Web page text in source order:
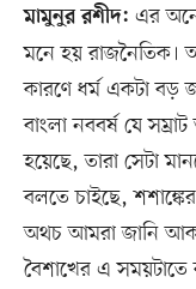
মামুনুর রশীদ: এর
মনে হয় রাজনৈতিক।
কারণে ধর্ম একটা বড়
বাংলা নববর্ষ যে
হয়েছে, তারা সেটা
বলতে চাইছে,
অথচ আমরা জানি
বৈশাখের এ